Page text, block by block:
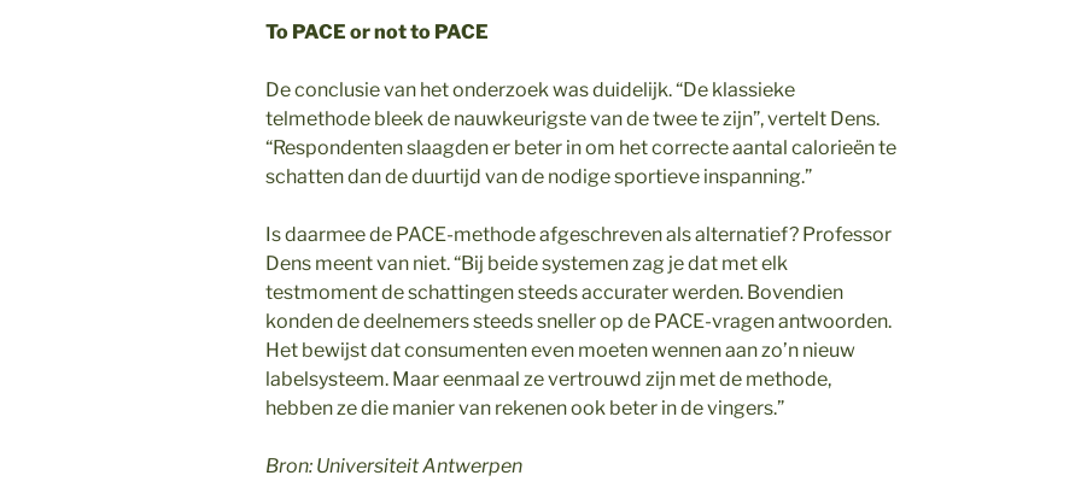
To PACE or not to PACE
De conclusie van het onderzoek was duidelijk. “De klassieke
telmethode bleek de nauwkeurigste van de twee te zijn”, vertelt Dens.
“Respondenten slaagden er beter in om het correcte aantal calorieën te
schatten dan de duurtijd van de nodige sportieve inspanning.”
Is daarmee de PACE-methode afgeschreven als alternatief? Professor
Dens meent van niet. “Bij beide systemen zag je dat met elk
testmoment de schattingen steeds accurater werden. Bovendien
konden de deelnemers steeds sneller op de PACE-vragen antwoorden.
Het bewijst dat consumenten even moeten wennen aan zo’n nieuw
labelsysteem. Maar eenmaal ze vertrouwd zijn met de methode,
hebben ze die manier van rekenen ook beter in de vingers.”
Bron: Universiteit Antwerpen